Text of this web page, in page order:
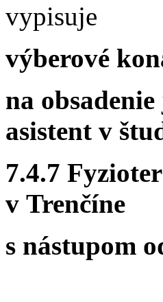
vypisuje
výberové
na
asistent v
7.4.7
v Trenčíne
s nástupom